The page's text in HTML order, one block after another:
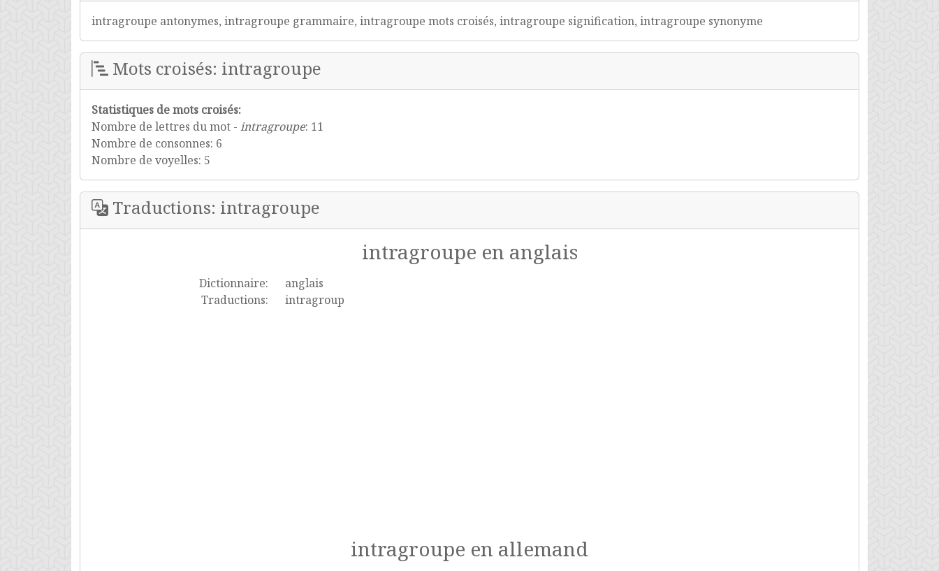
intragroupe antonymes, intragroupe grammaire, intragroupe mots croisés, intragroupe signification, intragroupe synonyme
Mots croisés: intragroupe
Statistiques de mots croisés:
Nombre de lettres du mot - intragroupe: 11
Nombre de consonnes: 6
Nombre de voyelles: 5
Traductions: intragroupe
intragroupe en anglais
Dictionnaire:
anglais
Traductions:
intragroup
intragroupe en allemand